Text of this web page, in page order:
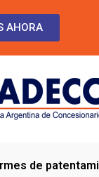
AHORA
de